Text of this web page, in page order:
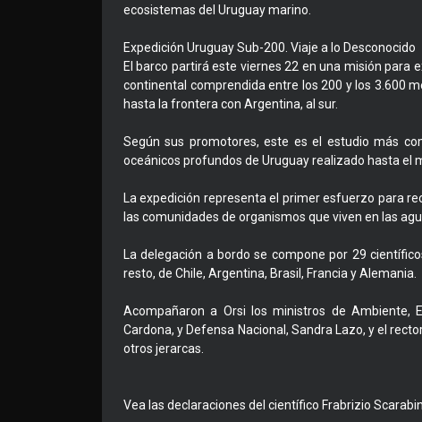
ecosistemas del Uruguay marino.
Expedición Uruguay Sub-200. Viaje a lo Desconocido
El barco partirá este viernes 22 en una misión para
continental comprendida entre los 200 y los 3.600
hasta la frontera con Argentina, al sur.
Según sus promotores, este es el estudio más
oceánicos profundos de Uruguay realizado hasta el
La expedición representa el primer esfuerzo para
las comunidades de organismos que viven en las
La delegación a bordo se compone por 29
resto, de Chile, Argentina, Brasil, Francia y Alemania.
Acompañaron a Orsi los ministros de Ambiente,
Cardona, y Defensa Nacional, Sandra Lazo, y el
otros jerarcas.
Vea las declaraciones del científico Frabrizio